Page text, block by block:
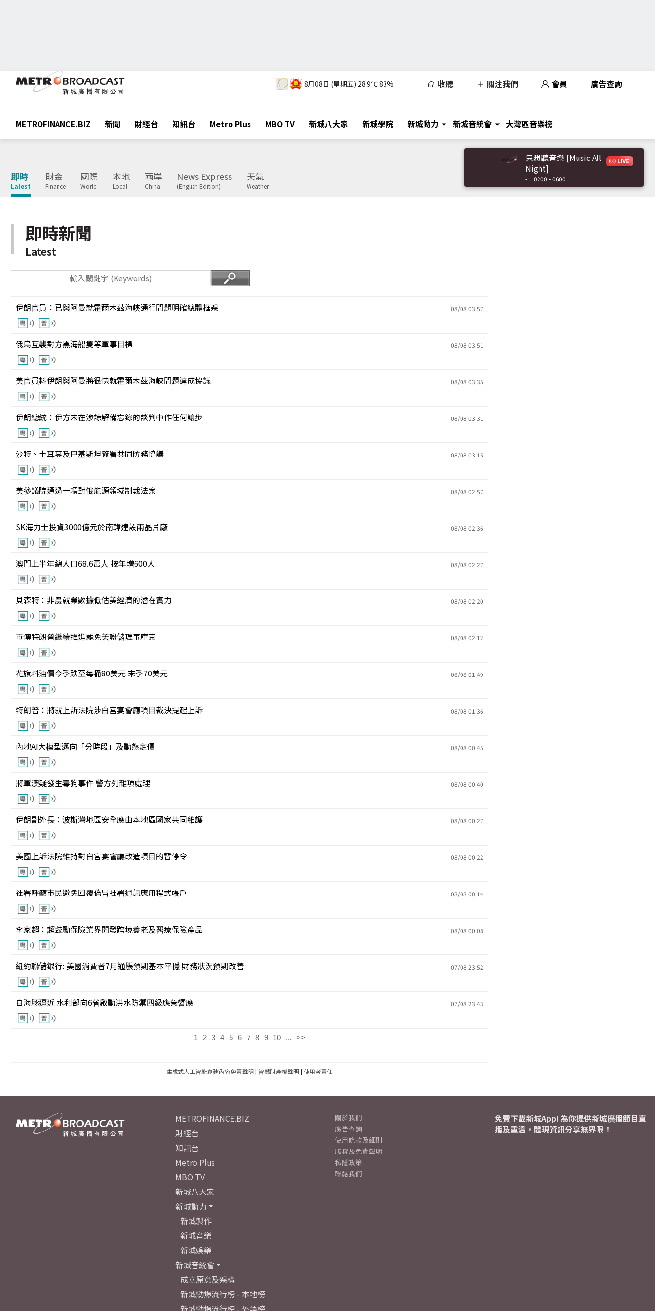
8月08日 (星期五) 28.9℃83% 收聽 關注我們 會員 廣告查詢
METROFINANCE.BIZ 新聞 財經台 知訊台 Metro Plus MBO TV 新城八大家 新城學院 新城動力 新城音統會 大灣區音樂榜
即時
Latest
財金
Finance
國際
World
本地
Local
兩岸
China
News Express
(English Edition)
天氣
Weather
只想聽音樂 [Music All
Night]
- 0200 - 0600
即時新聞
Latest
伊朗官員：已與阿曼就霍爾木茲海峽通行問題明確總體框架 08/08 03:57
俄烏互襲對方黑海船隻等軍事目標 08/08 03:51
美官員料伊朗與阿曼將很快就霍爾木茲海峽問題達成協議 08/08 03:35
伊朗總統：伊方未在涉諒解備忘錄的談判中作任何讓步 08/08 03:31
沙特、土耳其及巴基斯坦簽署共同防務協議 08/08 03:15
美參議院通過一項對俄能源領域制裁法案 08/08 02:57
SK海力士投資3000億元於南韓建設兩晶片廠 08/08 02:36
澳門上半年總人口68.6萬人 按年增600人 08/08 02:27
貝森特：非農就業數據低估美經濟的潛在實力 08/08 02:20
市傳特朗普繼續推進罷免美聯儲理事庫克 08/08 02:12
花旗料油價今季跌至每桶80美元 末季70美元 08/08 01:49
特朗普：將就上訴法院涉白宮宴會廳項目裁決提起上訴 08/08 01:36
內地AI大模型邁向「分時段」及動態定價 08/08 00:45
將軍澳疑發生毒狗事件 警方列雜項處理 08/08 00:40
伊朗副外長：波斯灣地區安全應由本地區國家共同維護 08/08 00:27
美國上訴法院維持對白宮宴會廳改造項目的暫停令 08/08 00:22
社署呼籲市民避免回覆偽冒社署通訊應用程式帳戶 08/08 00:14
李家超：超鼓勵保險業界開發跨境養老及醫療保險產品 08/08 00:08
紐約聯儲銀行: 美國消費者7月通脹預期基本平穩 財務狀況預期改善 07/08 23:52
白海豚逼近 水利部向6省啟動洪水防禦四級應急響應 07/08 23:43
1 2 3 4 5 6 7 8 9 10 ... >>
生成式人工智能創建內容免責聲明| 智慧財產權聲明| 使用者責任
METROFINANCE.BIZ
財經台
知訊台
Metro Plus
MBO TV
新城八大家
新城動力
新城製作
新城音樂
新城娛樂
新城音統會
成立原意及架構
新城勁爆流行榜 - 本地榜
新城勁爆流行榜 - 外語榜
關於我們
廣告查詢
使用條款及細則
版權及免責聲明
私隱政策
聯絡我們
免費下載新城App! 為你提供新城廣播節目直
播及重溫，體現資訊分享無界限！